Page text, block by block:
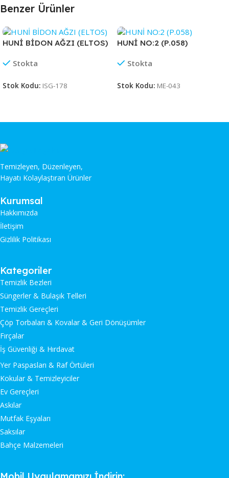
Benzer Ürünler
HUNİ BİDON AĞZI (ELTOS)
Stokta
Stok Kodu: ISG-178
HUNİ NO:2 (P.058)
Stokta
Stok Kodu: ME-043
Temizleyen, Düzenleyen,
Hayatı Kolaylaştıran Ürünler
Kurumsal
Hakkımızda
İletişim
Gizlilik Politikası
Kategoriler
Temizlik Bezleri
Süngerler & Bulaşık Telleri
Temizlik Gereçleri
Çöp Torbaları & Kovalar & Geri Dönüşümler
Fırçalar
İş Güvenliği & Hırdavat
Yer Paspasları & Raf Örtüleri
Kokular & Temizleyiciler
Ev Gereçleri
Askılar
Mutfak Eşyaları
Saksılar
Bahçe Malzemeleri